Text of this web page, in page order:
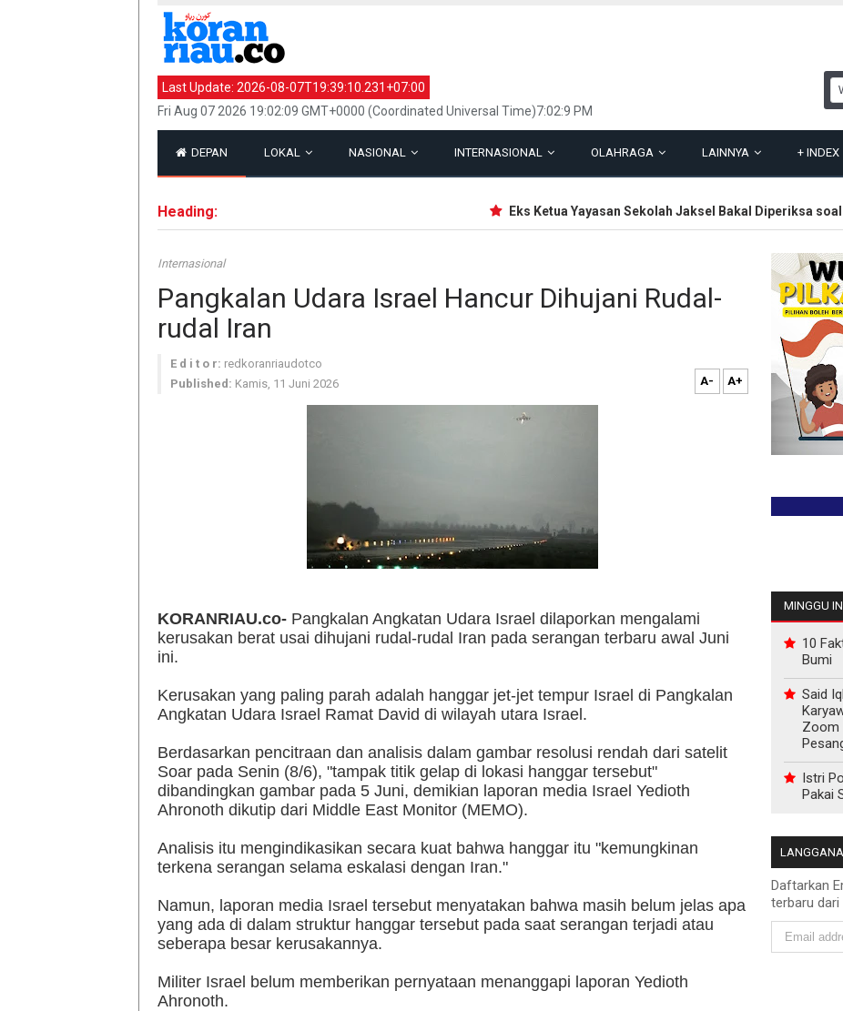
Last Update: 2026-08-07T19:39:10.231+07:00
Fri Aug 07 2026 19:02:09 GMT+0000 (Coordinated Universal Time)7:02:9 PM
DEPAN LOKAL NASIONAL INTERNASIONAL OLAHRAGA LAINNYA + INDEX
Heading: Eks Ketua Yayasan Sekolah Jaksel Bakal Diperiksa soal
Internasional
Pangkalan Udara Israel Hancur Dihujani Rudal-
rudal Iran
E d i t o r: redkoranriaudotco
Published: Kamis, 11 Juni 2026 A- A+
KORANRIAU.co- Pangkalan Angkatan Udara Israel dilaporkan mengalami
kerusakan berat usai dihujani rudal-rudal Iran pada serangan terbaru awal Juni
ini.
Kerusakan yang paling parah adalah hanggar jet-jet tempur Israel di Pangkalan
Angkatan Udara Israel Ramat David di wilayah utara Israel.
Berdasarkan pencitraan dan analisis dalam gambar resolusi rendah dari satelit
Soar pada Senin (8/6), "tampak titik gelap di lokasi hanggar tersebut"
dibandingkan gambar pada 5 Juni, demikian laporan media Israel Yedioth
Ahronoth dikutip dari Middle East Monitor (MEMO).
Analisis itu mengindikasikan secara kuat bahwa hanggar itu "kemungkinan
terkena serangan selama eskalasi dengan Iran."
Namun, laporan media Israel tersebut menyatakan bahwa masih belum jelas apa
yang ada di dalam struktur hanggar tersebut pada saat serangan terjadi atau
seberapa besar kerusakannya.
Militer Israel belum memberikan pernyataan menanggapi laporan Yedioth
Ahronoth.
MINGGU
10
Bumi
Said
Zoom
Istri
Pakai
Daftarkan
terbaru dari